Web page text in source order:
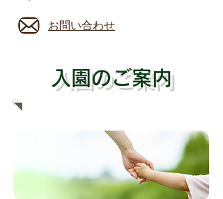
お問い合わせ
​入園のご案内